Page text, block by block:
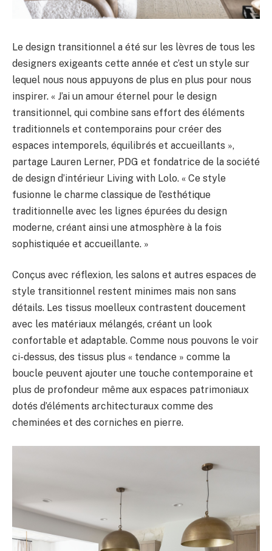
Le design transitionnel a été sur les lèvres de tous les
designers exigeants cette année et c’est un style sur
lequel nous nous appuyons de plus en plus pour nous
inspirer. « J’ai un amour éternel pour le design
transitionnel, qui combine sans effort des éléments
traditionnels et contemporains pour créer des
espaces intemporels, équilibrés et accueillants »,
partage Lauren Lerner, PDG et fondatrice de la société
de design d’intérieur Living with Lolo. « Ce style
fusionne le charme classique de l’esthétique
traditionnelle avec les lignes épurées du design
moderne, créant ainsi une atmosphère à la fois
sophistiquée et accueillante. »
Conçus avec réflexion, les salons et autres espaces de
style transitionnel restent minimes mais non sans
détails. Les tissus moelleux contrastent doucement
avec les matériaux mélangés, créant un look
confortable et adaptable. Comme nous pouvons le voir
ci-dessus, des tissus plus « tendance » comme la
boucle peuvent ajouter une touche contemporaine et
plus de profondeur même aux espaces patrimoniaux
dotés d’éléments architecturaux comme des
cheminées et des corniches en pierre.